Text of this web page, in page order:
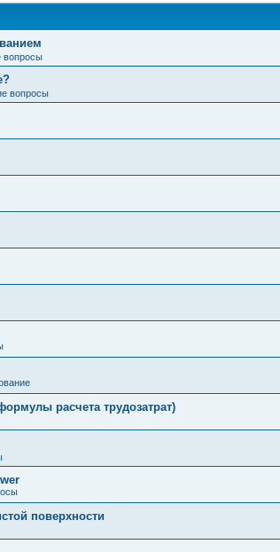
вопросы
расчета трудозатрат)
поверхности